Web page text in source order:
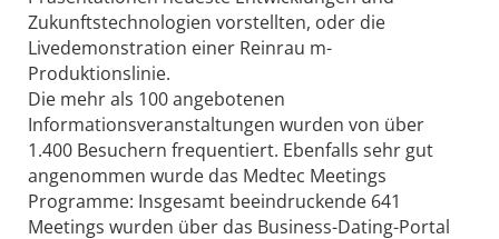
Zukunftstechnologien vorstellten, oder die
Livedemonstration einer Reinrau m-
Produktionslinie.
Die mehr als 100 angebotenen
Informationsveranstaltungen wurden von über
1.400 Besuchern frequentiert. Ebenfalls sehr gut
angenommen wurde das Medtec Meetings
Programme: Insgesamt beeindruckende 641
Meetings wurden über das Business-Dating-Portal